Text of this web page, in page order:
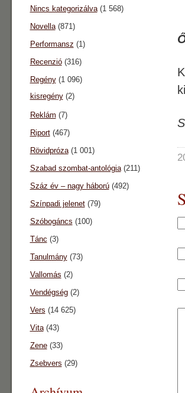
Nincs kategorizálva(1 568)
Novella(871)
Performansz (1)
Recenzió(316)
Regény(1 096)
kisregény(2)
Reklám (7)
Riport(467)
Rövidpróza(1 001)
Szabad szombat-antológia(211)
Száz év – nagy háború(492)
Színpadi jelenet(79)
Szóbogáncs (100)
Tánc (3)
Tanulmány(73)
Vallomás (2)
Vendégség(2)
Vers (14 625)
Vita(43)
Zene(33)
Zsebvers (29)